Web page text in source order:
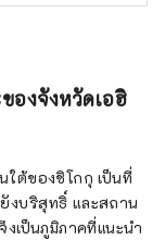
ากนี้ยังมีกิจกรรม
ปกับการท่องเที่ยว
ของจังหวัดเอฮิ
องจังหวัดเอฮิ
ใต้ของชิโกกุ เป็นที่
งบริสุทธิ์ และสถาน
เป็นภูมิภาคที่แนะนำ